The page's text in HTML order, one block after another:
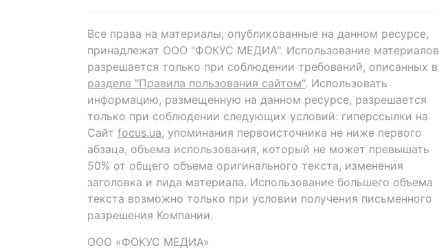
Все права на материалы, опубликованные на данном ресурсе,
принадлежат ООО "ФОКУС МЕДИА". Использование материалов
разрешается только при соблюдении требований, описанных в
разделе "Правила пользования сайтом". Использовать
информацию, размещенную на данном ресурсе, разрешается
только при соблюдении следующих условий: гиперссылки на
Сайт focus.ua, упоминания первоисточника не ниже первого
абзаца, объема использования, который не может превышать
50% от общего объема оригинального текста, изменения
заголовка и лида материала. Использование большего объема
текста возможно только при условии получения письменного
разрешения Компании.
ООО «ФОКУС МЕДИА»